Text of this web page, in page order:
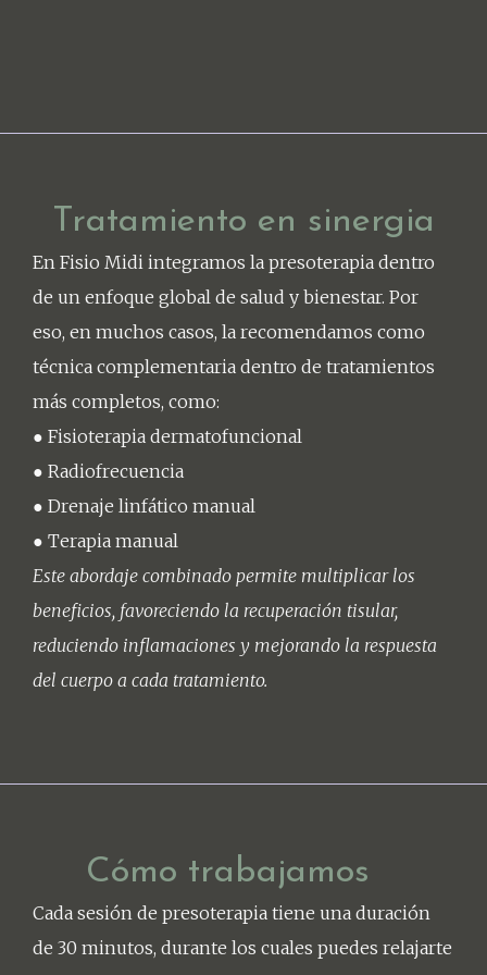
Tratamiento en sinergia
En Fisio Midi integramos la presoterapia dentro
de un enfoque global de salud y bienestar. Por
eso, en muchos casos, la recomendamos como
técnica complementaria dentro de tratamientos
más completos, como:
● Fisioterapia dermatofuncional
● Radiofrecuencia
● Drenaje linfático manual
● Terapia manual
Este abordaje combinado permite multiplicar los
beneficios, favoreciendo la recuperación tisular,
reduciendo inflamaciones y mejorando la respuesta
del cuerpo a cada tratamiento.
Cómo trabajamos
Cada sesión de presoterapia tiene una duración
de 30 minutos, durante los cuales puedes relajarte